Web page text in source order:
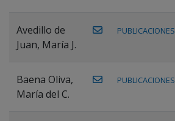
Avedillo de
Juan, María J.
PUBLICACIONES
Baena Oliva,
María del C.
PUBLICACIONES